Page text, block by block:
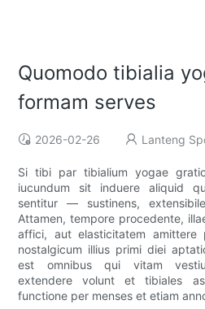
Quomodo tibialia
formam serves
2026-02-26 Lanteng
Si tibi par tibialium yogae
iucundum sit induere aliquid
sentitur — sustinens,
Attamen, tempore procedente,
affici, aut elasticitatem
nostalgicum illius primi diei
est omnibus qui vitam
extendere volunt et tibiales
functione per menses et etiam